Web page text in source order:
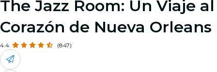
The Jazz Room: Un Viaje al
Corazón de Nueva Orleans
4.4 (847)